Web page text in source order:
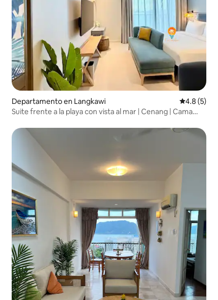
Departamento en Langkawi
4.8 (5)
Suite frente a la playa con vista al mar | Cenang | Cama